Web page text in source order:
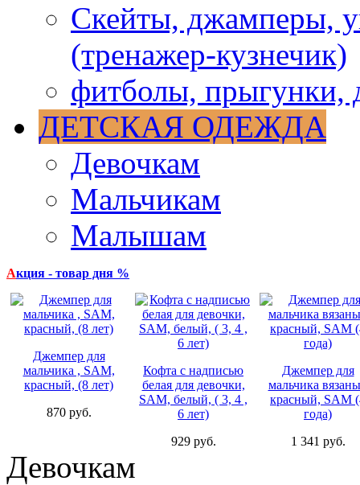
Скейты, джамперы,
(тренажер-кузнечик)
фитболы, прыгунки,
ДЕТСКАЯ ОДЕЖДА
Девочкам
Мальчикам
Малышам
Акция - товар дня %
Джемпер для
мальчика , SAM,
красный, (8 лет)
870 руб.
Кофта с надписью
белая для девочки,
SAM, белый, ( 3, 4 ,
6 лет)
929 руб.
Джемпер для
мальчика
красный, SAM
года)
1 341 руб.
Девочкам